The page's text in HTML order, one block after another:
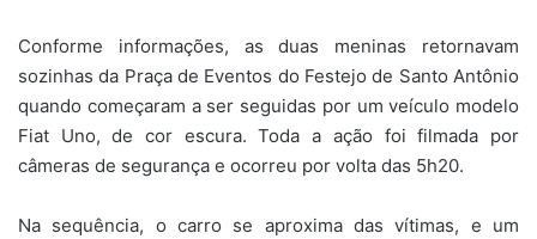
Conforme informações, as duas meninas retornavam
sozinhas da Praça de Eventos do Festejo de Santo Antônio
quando começaram a ser seguidas por um veículo modelo
Fiat Uno, de cor escura. Toda a ação foi filmada por
câmeras de segurança e ocorreu por volta das 5h20.
Na sequência, o carro se aproxima das vítimas, e um